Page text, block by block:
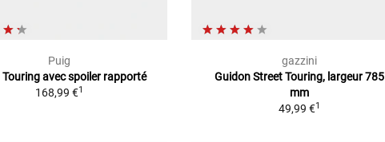
Puig
Touring avec spoiler rapporté
168,99 €1
gazzini
Guidon Street Touring, largeur 785
mm
49,99 €1